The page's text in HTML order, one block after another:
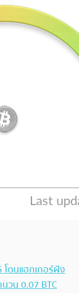
โดนแฮกเกอร์ฝัง
วน 0.07 BTC